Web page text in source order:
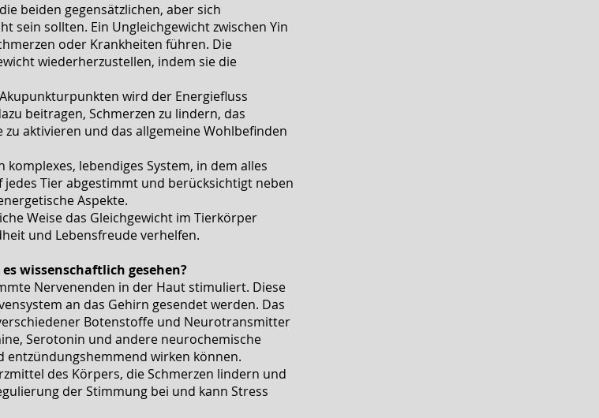
beiden gegensätzlichen, aber sich
sein sollten. Ein Ungleichgewicht zwischen Yin
oder Krankheiten führen. Die
wiederherzustellen, indem sie die
wird der Energiefluss
beitragen, Schmerzen zu lindern, das
aktivieren und das allgemeine Wohlbefinden
lebendiges System, in dem alles
Tier abgestimmt und berücksichtigt neben
Aspekte.
Weise das Gleichgewicht im Tierkörper
und Lebensfreude verhelfen.
wissenschaftlich gesehen?
Nervenenden in der Haut stimuliert. Diese
an das Gehirn gesendet werden. Das
Botenstoffe und Neurotransmitter
Serotonin und andere neurochemische
entzündungshemmend wirken können.
des Körpers, die Schmerzen lindern und
der Stimmung bei und kann Stress